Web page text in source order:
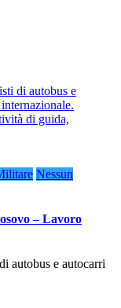
Nessun
– Lavoro
autobus e autocarri